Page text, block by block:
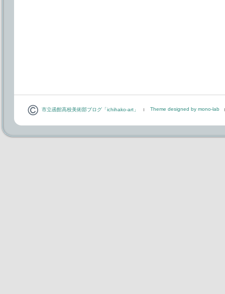
市立函館高校美術部ブログ「ichihako-art」 Theme designed by mono-lab